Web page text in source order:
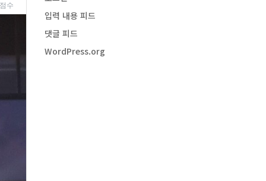
수
입력 내용 피드
댓글 피드
WordPress.org